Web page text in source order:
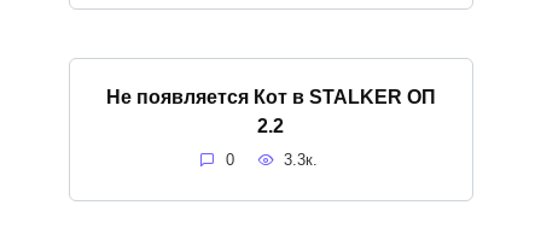
Не появляется Кот в STALKER ОП
2.2
0 3.3к.